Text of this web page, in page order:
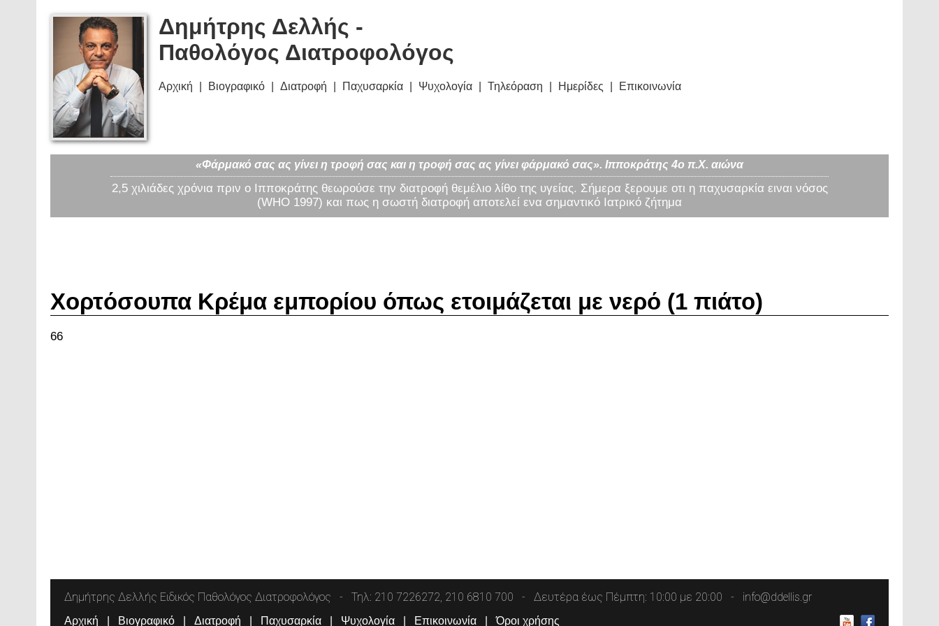
Δημήτρης Δελλής -
Παθολόγος Διατροφολόγος
Αρχική Βιογραφικό Διατροφή Παχυσαρκία Ψυχολογία Τηλεόραση Ημερίδες Επικοινωνία
«Φάρμακό σας ας γίνει η τροφή σας και η τροφή σας ας γίνει φάρμακό σας». Ιπποκράτης 4ο π.Χ. αιώνα
2,5 χιλιάδες χρόνια πριν ο Ιπποκράτης θεωρούσε την διατροφή θεμέλιο λίθο της υγείας. Σήμερα ξερουμε οτι η παχυσαρκία ειναι νόσος
(WHO 1997) και πως η σωστή διατροφή αποτελεί ενα σημαντικό Ιατρικό ζήτημα
Χορτόσουπα Κρέμα εμπορίου όπως ετοιμάζεται με νερό (1 πιάτο)
66
Δημήτρης Δελλής Ειδικός Παθολόγος Διατροφολόγος Τηλ: 210 7226272, 210 6810 700 Δευτέρα έως Πέμπτη: 10:00 με 20:00 info@ddellis.gr
Αρχική Βιογραφικό Διατροφή Παχυσαρκία Ψυχολογία Επικοινωνία Όροι χρήσης